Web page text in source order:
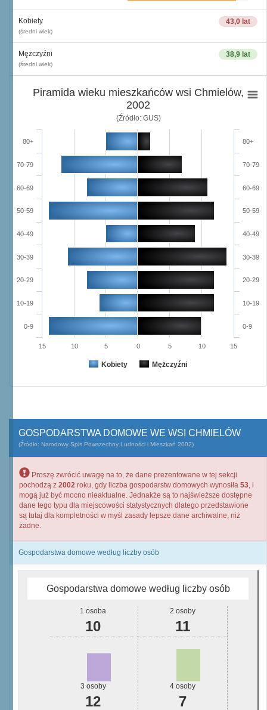
43,0 lat
Kobiety
(średni wiek)
38,9 lat
Mężczyźni
(średni wiek)
Piramida wieku mieszkańców wsi Chmielów,
2002
(Źródło: GUS)
Kobiety Mężczyźni
0-9
10-19
20-29
30-39
40-49
50-59
60-69
70-79
80+
0-9
10-19
20-29
30-39
40-49
50-59
60-69
70-79
80+
15 10 5 0 5 10 15
GOSPODARSTWA DOMOWE WE WSI CHMIELÓW
(Źródło: Narodowy Spis Powszechny Ludności i Mieszkań 2002)
Proszę zwrócić uwagę na to, że dane prezentowane w tej sekcji
pochodzą z 2002 roku, gdy liczba gospodarstw domowych wynosiła 53, i
mogą już być mocno nieaktualne. Jednakże są to najświeższe dostępne
dane tego typu dla miejscowości statystycznych dlatego przedstawione
są tutaj dla kompletności w myśl zasady lepsze dane archiwalne, niż
żadne.
Gospodarstwa domowe według liczby osób
Gospodarstwa domowe według liczby osób
1 osoba
10
2 osoby
11
3 osoby
12
4 osoby
7